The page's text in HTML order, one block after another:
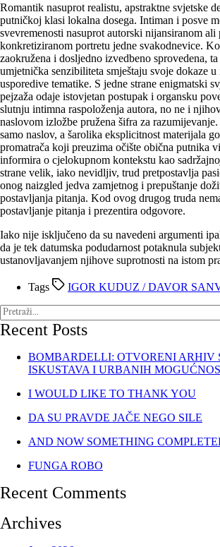
Romantik nasuprot realistu, apstraktne svjetske
putničkoj klasi lokalna dosega. Intiman i posve
svevremenosti nasuprot autorski nijansiranom ali
konkretiziranom portretu jedne svakodnevice.
zaokružena i dosljedno izvedbeno sprovedena,
umjetnička senzibiliteta smještaju svoje dokaze
usporedive tematike. S jedne strane enigmatski
pejzaža odaje istovjetan postupak i organsku
slutnju intimna raspoloženja autora, no ne i
naslovom izložbe pružena šifra za
samo naslov, a šarolika eksplicitnost materijala
promatrača koji preuzima očište obična putnika
informira o cjelokupnom kontekstu kao
strane velik, iako nevidljiv, trud pretpostavlja
onog naizgled jedva zamjetnog i prepuštanje
postavljanja pitanja. Kod ovog drugog truda
postavljanje pitanja i prezentira odgovore.
Iako nije isključeno da su navedeni argumenti
da je tek datumska podudarnost potaknula
ustanovljavanjem njihove suprotnosti na istom
Tags IGOR KUDUZ / DAVOR
Recent Posts
BOMBARDELLI: OTVORENI ARHIV
ISKUSTAVA I URBANIH
I WOULD LIKE TO THANK YOU
DA SU PRAVDE JAČE NEGO SILE
AND NOW SOMETHING
FUNGA ROBO
Recent Comments
Archives